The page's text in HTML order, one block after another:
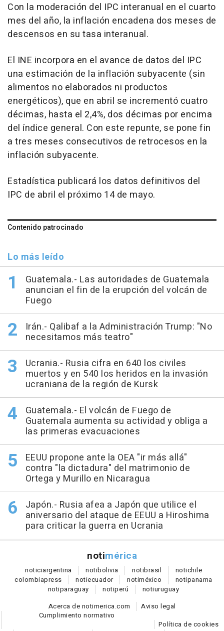
Con la moderación del IPC interanual en el cuarto
mes del año, la inflación encadena dos meses de
descensos en su tasa interanual.
El INE incorpora en el avance de datos del IPC
una estimación de la inflación subyacente (sin
alimentos no elaborados ni productos
energéticos), que en abril se incrementó cuatro
décimas, hasta el 2,4%, dos décimas por encima
del índice general. Con este repunte, se pone fin
a tres meses consecutivos de retrocesos en la
inflación subyacente.
Estadística publicará los datos definitivos del
IPC de abril el próximo 14 de mayo.
Contenido patrocinado
Lo más leído
Guatemala.- Las autoridades de Guatemala
anuncian el fin de la erupción del volcán de
Fuego
Irán.- Qalibaf a la Administración Trump: "No
necesitamos más teatro"
Ucrania.- Rusia cifra en 640 los civiles
muertos y en 540 los heridos en la invasión
ucraniana de la región de Kursk
Guatemala.- El volcán de Fuego de
Guatemala aumenta su actividad y obliga a
las primeras evacuaciones
EEUU propone ante la OEA "ir más allá"
contra "la dictadura" del matrimonio de
Ortega y Murillo en Nicaragua
Japón.- Rusia afea a Japón que utilice el
aniversario del ataque de EEUU a Hiroshima
para criticar la guerra en Ucrania
notimérica
noticiargentina notibolivia notibrasil notichile
colombiapress notiecuador notiméxico notipanama
notiparaguay notiperú notiuruguay
Acerca de notimerica.com
Aviso legal
Cumplimiento normativo
Política de cookies